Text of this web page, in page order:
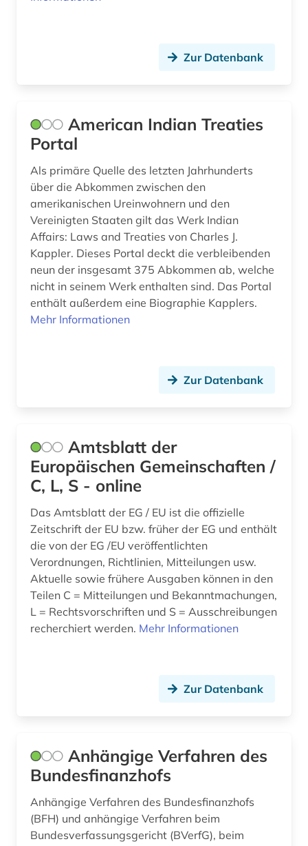
eisenbahn (1)
elektronisches buch (6)
engagement (1)
england (1)
englisch (1)
enteignung (1)
eu-mitgliedsstaaten (1)
eu-recht (1)
europarecht (3)
european case law identifier (1)
european university institute (1)
europäische (1)
europäischer gerichtshof für menschenrechte
(2)
europäisches gericht (1)
europäisches parlament (2)
Zur Datenbank
American Indian Treaties
Portal
Als primäre Quelle des letzten Jahrhunderts
über die Abkommen zwischen den
amerikanischen Ureinwohnern und den
Vereinigten Staaten gilt das Werk Indian
Affairs: Laws and Treaties von Charles J.
Kappler. Dieses Portal deckt die verbleibenden
neun der insgesamt 375 Abkommen ab, welche
nicht in seinem Werk enthalten sind. Das Portal
enthält außerdem eine Biographie Kapplers.
Mehr Informationen
Zur Datenbank
Amtsblatt der
Europäischen Gemeinschaften /
C, L, S - online
Das Amtsblatt der EG / EU ist die offizielle
Zeitschrift der EU bzw. früher der EG und enthält
die von der EG /EU veröffentlichten
Verordnungen, Richtlinien, Mitteilungen usw.
Aktuelle sowie frühere Ausgaben können in den
Teilen C = Mitteilungen und Bekanntmachungen,
L = Rechtsvorschriften und S = Ausschreibungen
recherchiert werden. Mehr Informationen
Zur Datenbank
Anhängige Verfahren des
Bundesfinanzhofs
Anhängige Verfahren des Bundesfinanzhofs
(BFH) und anhängige Verfahren beim
Bundesverfassungsgericht (BVerfG), beim